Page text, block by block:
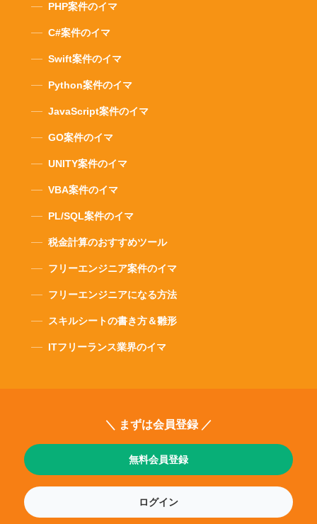
PHP案件のイマ
C#案件のイマ
Swift案件のイマ
Python案件のイマ
JavaScript案件のイマ
GO案件のイマ
UNITY案件のイマ
VBA案件のイマ
PL/SQL案件のイマ
税金計算のおすすめツール
フリーエンジニア案件のイマ
フリーエンジニアになる方法
スキルシートの書き方＆雛形
ITフリーランス業界のイマ
＼ まずは会員登録 ／
無料会員登録
ログイン